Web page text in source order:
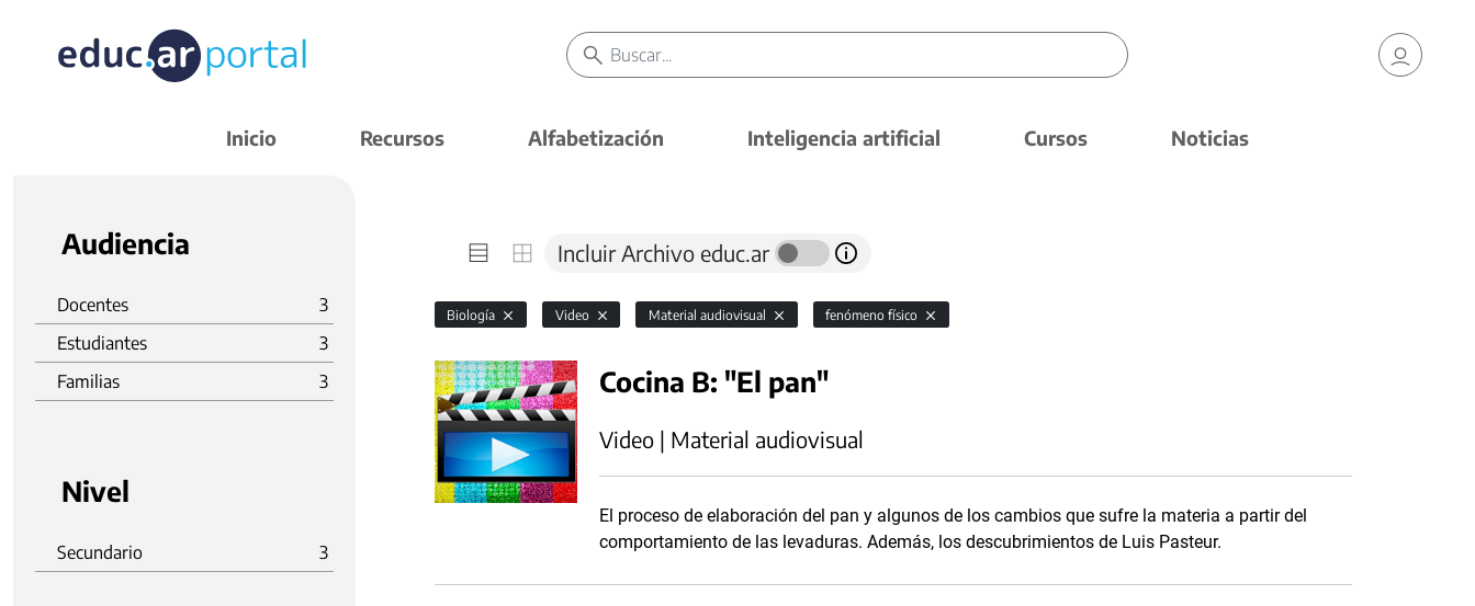
Inicio Recursos Alfabetización Inteligencia artificial Cursos Noticias
Audiencia
Docentes
3
Estudiantes
3
Familias
3
Nivel
Secundario 3
Incluir Archivo educ.ar
Biología Video Material audiovisual fenómeno físico
Cocina B: "El pan"
Video | Material audiovisual
El proceso de elaboración del pan y algunos de los cambios que sufre la materia a partir del
comportamiento de las levaduras. Además, los descubrimientos de Luis Pasteur.